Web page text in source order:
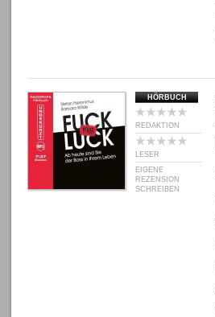
HÖRBUCH
REDAKTION
LESER
EIGENE
REZENSION
SCHREIBEN